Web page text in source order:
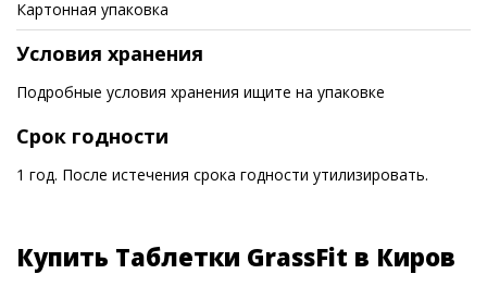
Картонная упаковка
Условия хранения
Подробные условия хранения ищите на упаковке
Срок годности
1 год. После истечения срока годности утилизировать.
Купить Таблетки GrassFit в Киров